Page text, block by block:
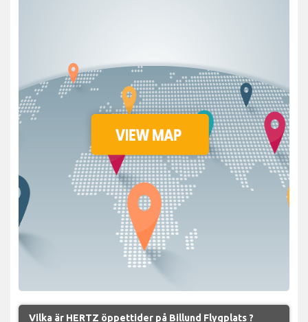
Vilka är HERTZ öppettider på Billund Flygplats ?